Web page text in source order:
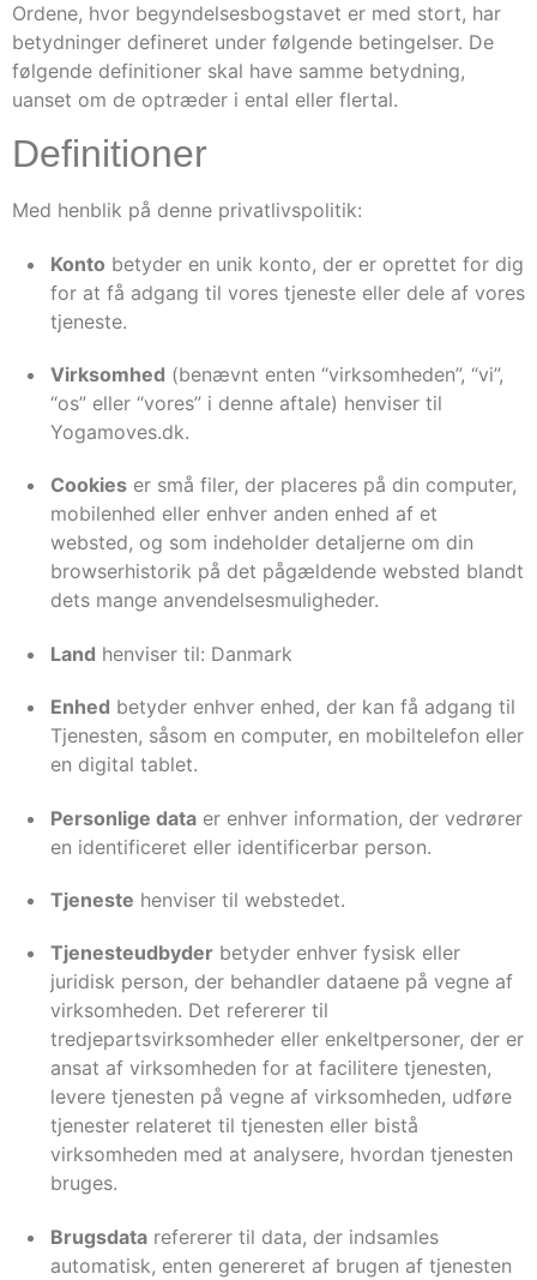
Ordene, hvor begyndelsesbogstavet er med stort, har
betydninger defineret under følgende betingelser. De
følgende definitioner skal have samme betydning,
uanset om de optræder i ental eller flertal.
Definitioner
Med henblik på denne privatlivspolitik:
Konto betyder en unik konto, der er oprettet for dig
for at få adgang til vores tjeneste eller dele af vores
tjeneste.
Virksomhed (benævnt enten “virksomheden”, “vi”,
“os” eller “vores” i denne aftale) henviser til
Yogamoves.dk.
Cookies er små filer, der placeres på din computer,
mobilenhed eller enhver anden enhed af et
websted, og som indeholder detaljerne om din
browserhistorik på det pågældende websted blandt
dets mange anvendelsesmuligheder.
Land henviser til: Danmark
Enhed betyder enhver enhed, der kan få adgang til
Tjenesten, såsom en computer, en mobiltelefon eller
en digital tablet.
Personlige data er enhver information, der vedrører
en identificeret eller identificerbar person.
Tjeneste henviser til webstedet.
Tjenesteudbyder betyder enhver fysisk eller
juridisk person, der behandler dataene på vegne af
virksomheden. Det refererer til
tredjepartsvirksomheder eller enkeltpersoner, der er
ansat af virksomheden for at facilitere tjenesten,
levere tjenesten på vegne af virksomheden, udføre
tjenester relateret til tjenesten eller bistå
virksomheden med at analysere, hvordan tjenesten
bruges.
Brugsdata refererer til data, der indsamles
automatisk, enten genereret af brugen af ​​tjenesten